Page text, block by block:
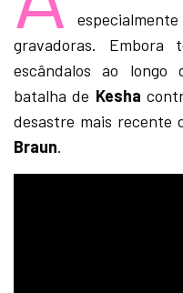
gravadoras.
escândalos ao longo
batalha de Kesha
desastre mais recente
Braun.